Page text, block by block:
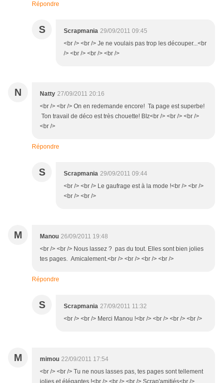
Répondre
S Scrapmania 29/09/2011 09:45
<br /> <br /> Je ne voulais pas trop les découper...<br
/> <br /> <br /> <br />
N Natty 27/09/2011 20:16
<br /> <br /> On en redemande encore! Ta page est superbe!
Ton travail de déco est très chouette! BIz<br /> <br /> <br />
<br />
Répondre
S Scrapmania 29/09/2011 09:44
<br /> <br /> Le gaufrage est à la mode !<br /> <br />
<br /> <br />
M Manou 26/09/2011 19:48
<br /> <br /> Nous lassez ? pas du tout. Elles sont bien jolies
tes pages. Amicalement.<br /> <br /> <br /> <br />
Répondre
S Scrapmania 27/09/2011 11:32
<br /> <br /> Merci Manou !<br /> <br /> <br /> <br />
M mimou 22/09/2011 17:54
<br /> <br /> Tu ne nous lasses pas, tes pages sont tellement
jolies et élégantes !<br /> <br /> <br /> Scrap'amitiés<br />